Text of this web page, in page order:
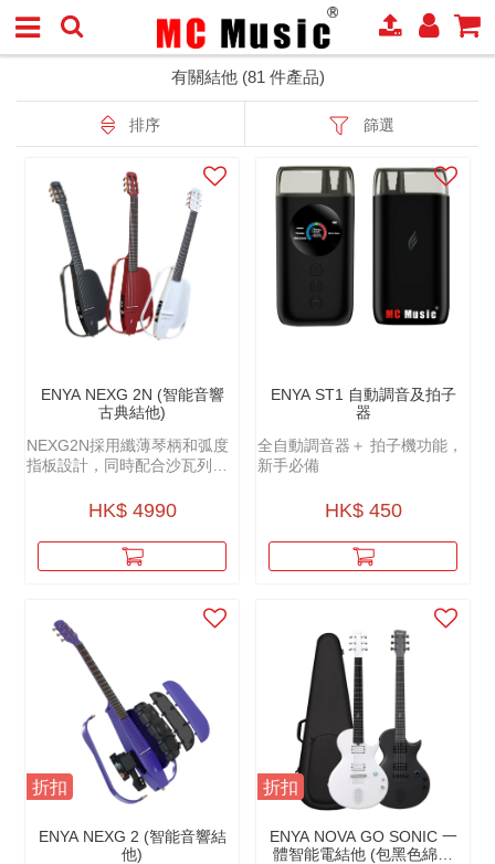
有關結他 (81 件產品)
排序 篩選
ENYA NEXG 2N (智能音響
古典結他)
NEXG2N採用纖薄琴柄和弧度
指板設計，同時配合沙瓦列斯
獨唱古典玩家或現代流行彈
好的得到理想中手感。
HK$ 4990
ENYA ST1 自動調音及拍子
器
全自動調音器＋ 拍子機功能，
新手必備
HK$ 450
折扣
ENYA NEXG 2 (智能音響結
他)
折扣
ENYA NOVA GO SONIC 一
體智能電結他 (包黑色綿袋